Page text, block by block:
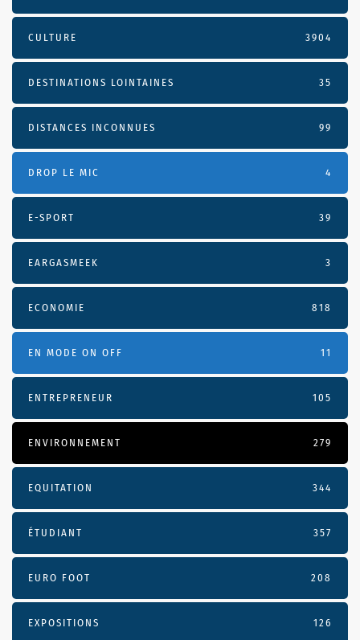
CULTURE 3904
DESTINATIONS LOINTAINES 35
DISTANCES INCONNUES 99
DROP LE MIC 4
E-SPORT 39
EARGASMEEK 3
ECONOMIE 818
EN MODE ON OFF 11
ENTREPRENEUR 105
ENVIRONNEMENT 279
EQUITATION 344
ÉTUDIANT 357
EURO FOOT 208
EXPOSITIONS 126